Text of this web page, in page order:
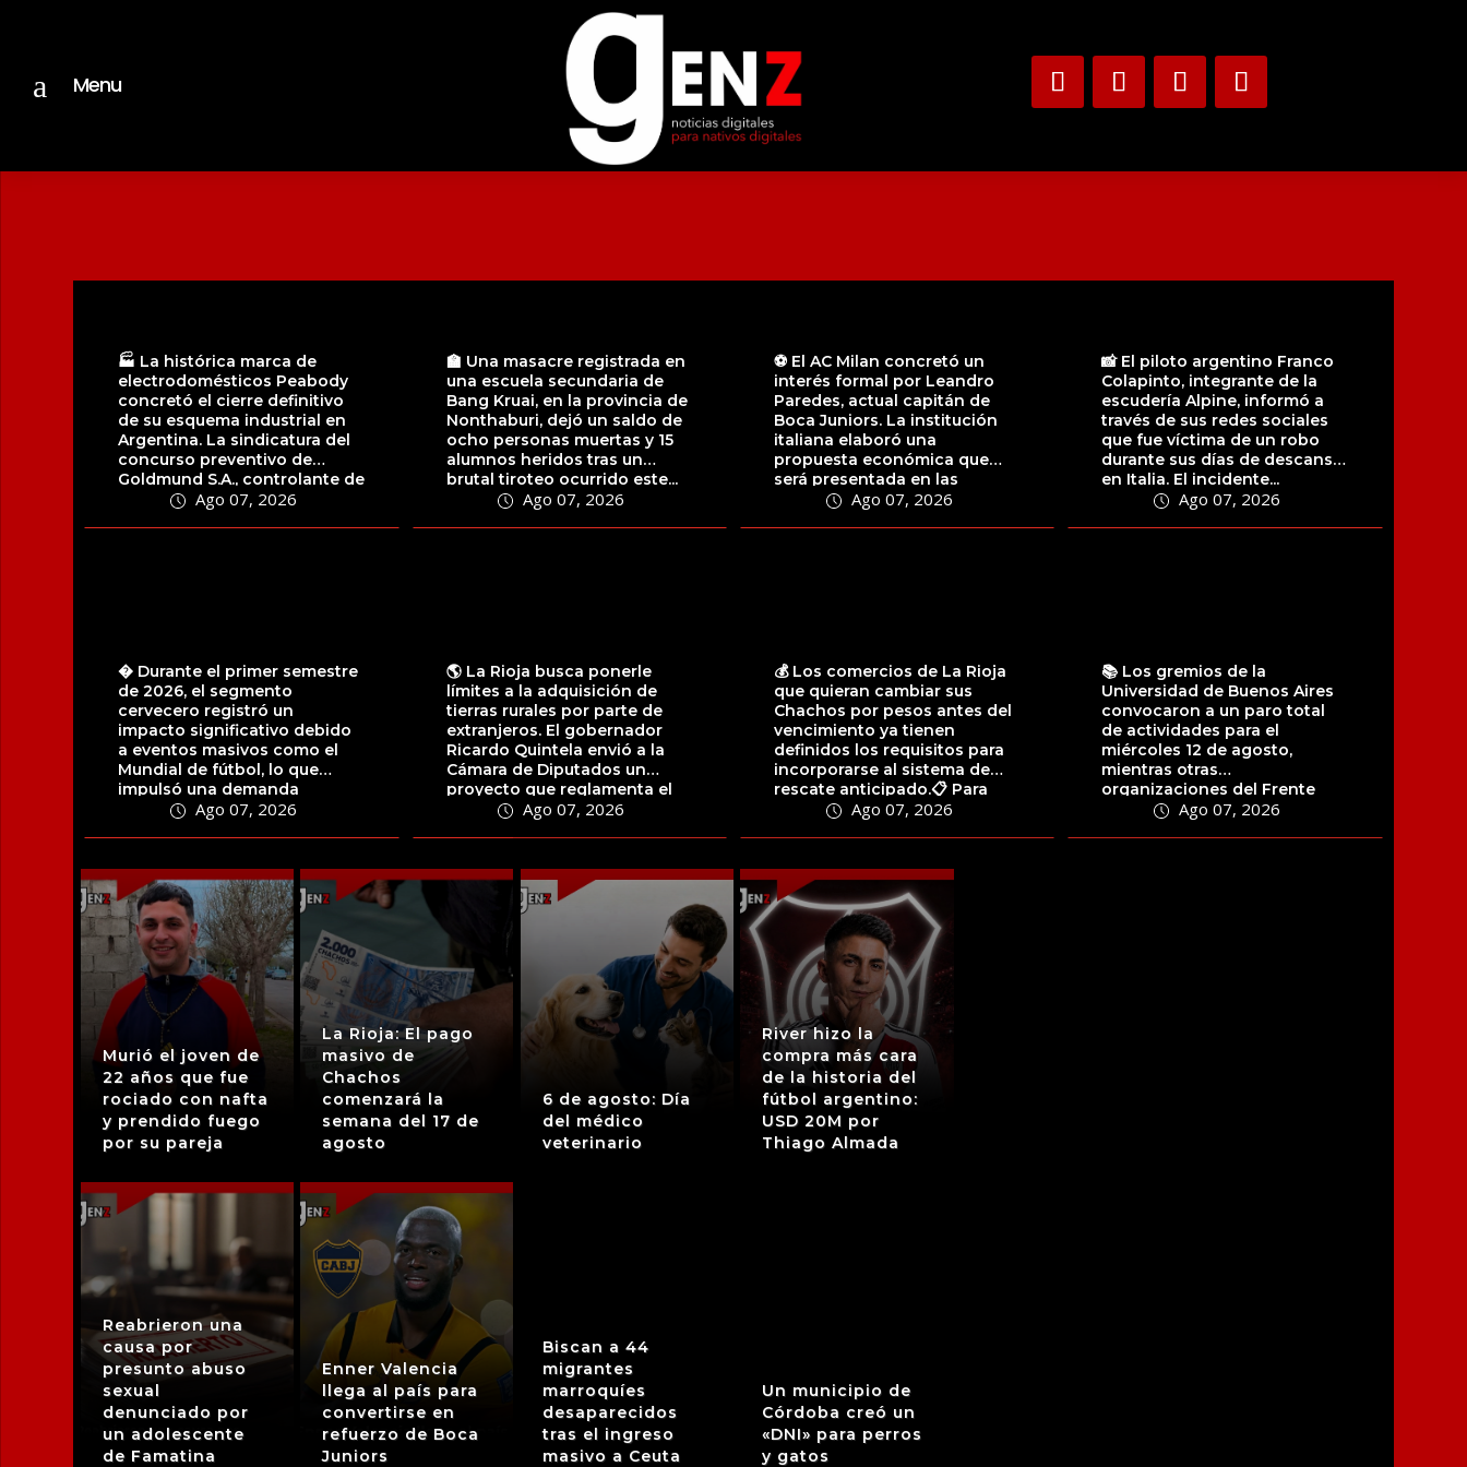
a Menu
🏭 La histórica marca de
electrodomésticos Peabody
concretó el cierre definitivo
de su esquema industrial en
Argentina. La sindicatura del
concurso preventivo de
Goldmund S.A., controlante de
Ago 07, 2026
🏫 Una masacre registrada en
una escuela secundaria de
Bang Kruai, en la provincia de
Nonthaburi, dejó un saldo de
ocho personas muertas y 15
alumnos heridos tras un
brutal tiroteo ocurrido este...
Ago 07, 2026
⚽ El AC Milan concretó un
interés formal por Leandro
Paredes, actual capitán de
Boca Juniors. La institución
italiana elaboró una
propuesta económica que
será presentada en las
próximas horas tanto...
Ago 07, 2026
📸 El piloto argentino Franco
Colapinto, integrante de la
escudería Alpine, informó a
través de sus redes sociales
que fue víctima de un robo
durante sus días de descanso
en Italia. El incidente...
Ago 07, 2026
� Durante el primer semestre
de 2026, el segmento
cervecero registró un
impacto significativo debido
a eventos masivos como el
Mundial de fútbol, lo que
impulsó una demanda
sostenida a través de...
Ago 07, 2026
🌎 La Rioja busca ponerle
límites a la adquisición de
tierras rurales por parte de
extranjeros. El gobernador
Ricardo Quintela envió a la
Cámara de Diputados un
proyecto que reglamenta el
artículo 81...Ago 07, 2026
💰 Los comercios de La Rioja
que quieran cambiar sus
Chachos por pesos antes del
vencimiento ya tienen
definidos los requisitos para
incorporarse al sistema de
rescate anticipado.📋 Para
acceder,...Ago 07, 2026
📚 Los gremios de la
Universidad de Buenos Aires
convocaron a un paro total
de actividades para el
miércoles 12 de agosto,
mientras otras
organizaciones del Frente
Sindical de Universidades...
Ago 07, 2026
Murió el joven de
22 años que fue
rociado con nafta
y prendido fuego
por su pareja
La Rioja: El pago
masivo de
Chachos
comenzará la
semana del 17 de
agosto
Reabrieron una
causa por
presunto abuso
sexual
denunciado por
un adolescente
de Famatina
Enner Valencia
llega al país para
convertirse en
refuerzo de Boca
Juniors
6 de agosto: Día
del médico
veterinario
River hizo la
compra más cara
de la historia del
fútbol argentino:
USD 20M por
Thiago Almada
Biscan a 44
migrantes
marroquíes
desaparecidos
tras el ingreso
masivo a Ceuta
Un municipio de
Córdoba creó un
«DNI» para perros
y gatos